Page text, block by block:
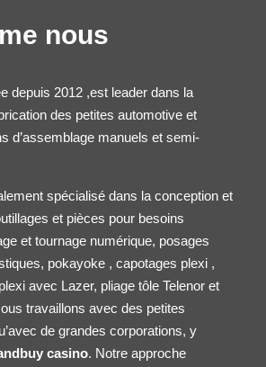
nous
depuis 2012 ,est leader dans la
des petitesautomotive et
d’assemblage manuels et semi-
spécialisé dans la conception et
et pièces pour besoins
et tournage numérique, posages
pokayoke , capotages plexi ,
avec Lazer, pliage tôleTelenor et
travaillons avec des petites
de grandes corporations, y
casino. Notre approche